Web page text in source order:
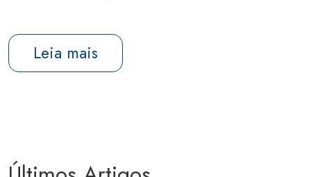
Leia mais